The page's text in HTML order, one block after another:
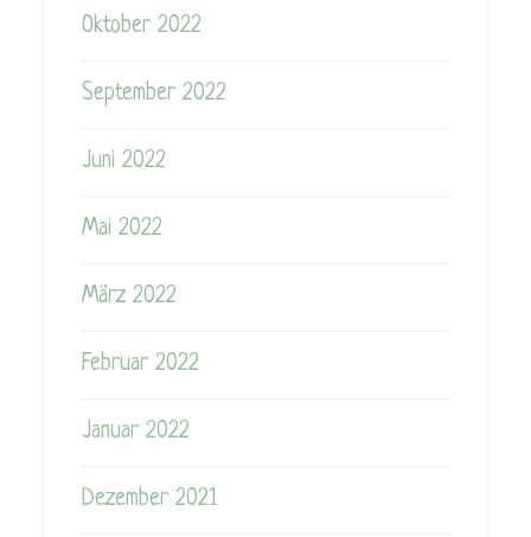
Oktober 2022
September 2022
Juni 2022
Mai 2022
März 2022
Februar 2022
Januar 2022
Dezember 2021